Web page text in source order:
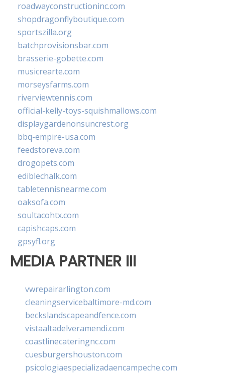
roadwayconstructioninc.com
shopdragonflyboutique.com
sportszilla.org
batchprovisionsbar.com
brasserie-gobette.com
musicrearte.com
morseysfarms.com
riverviewtennis.com
official-kelly-toys-squishmallows.com
displaygardenonsuncrest.org
bbq-empire-usa.com
feedstoreva.com
drogopets.com
ediblechalk.com
tabletennisnearme.com
oaksofa.com
soultacohtx.com
capishcaps.com
gpsyfl.org
MEDIA PARTNER III
vwrepairarlington.com
cleaningservicebaltimore-md.com
beckslandscapeandfence.com
vistaaltadelveramendi.com
coastlinecateringnc.com
cuesburgershouston.com
psicologiaespecializadaencampeche.com